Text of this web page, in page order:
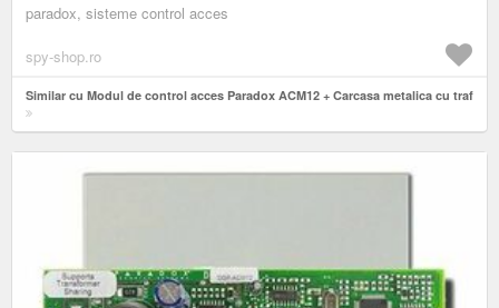
paradox, sisteme control acces
spy-shop.ro
Similar cu Modul de control acces Paradox ACM12 + Carcasa metalica cu traf